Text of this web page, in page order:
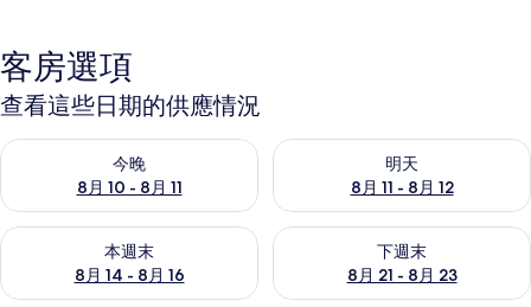
客房選項
查看這些日期的供應情況
今晚
8月 10 - 8月 11
查看今晚 (8月 10 - 8月 11) 的供應情況
明天
8月 11 - 8月 12
查看明天 (8月 11 - 8月 12) 的供
本週末
8月 14 - 8月 16
查看本週末 (8月 14 - 8月 16) 的供應情況
下週末
8月 21 - 8月 23
查看下週末 (8月 21 - 8月 23)